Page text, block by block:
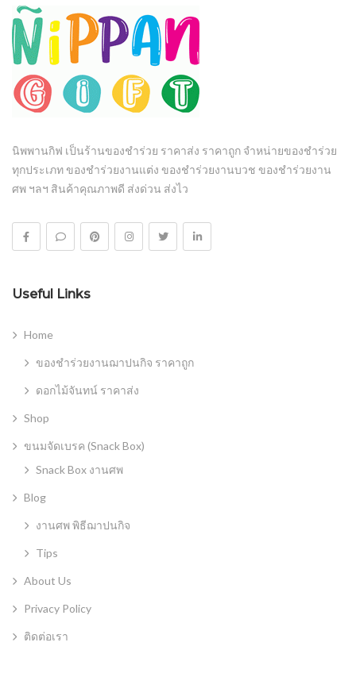
นิพพานกิฟ เป็นร้านของชำร่วย ราคาส่ง ราคาถูก จำหน่ายของชำร่วย
ทุกประเภท ของชำร่วยงานแต่ง ของชำร่วยงานบวช ของชำร่วยงาน
ศพ ฯลฯ สินค้าคุณภาพดี ส่งด่วน ส่งไว
Useful Links
Home
ของชำร่วยงานฌาปนกิจ ราคาถูก
ดอกไม้จันทน์ ราคาส่ง
Shop
ขนมจัดเบรค (Snack Box)
Snack Box งานศพ
Blog
งานศพ พิธีฌาปนกิจ
Tips
About Us
Privacy Policy
ติดต่อเรา